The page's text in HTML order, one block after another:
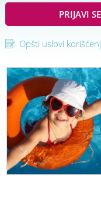
PRIJAVI SE
Opšti uslovi